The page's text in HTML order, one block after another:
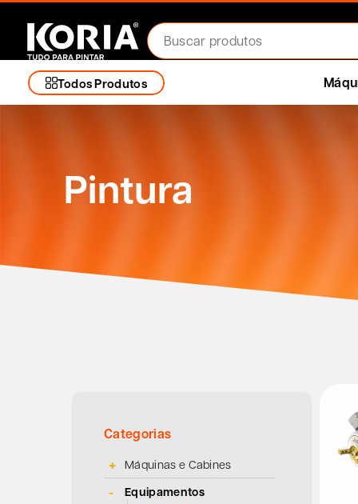
Todos Produtos
Pintura
Categorias
Máquinas e Cabines
Equipamentos